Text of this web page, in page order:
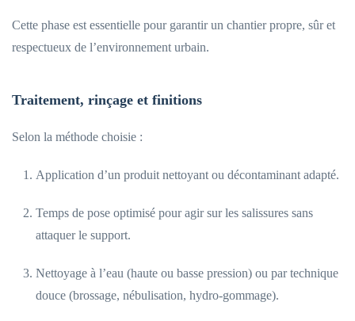
Cette phase est essentielle pour garantir un chantier propre, sûr et
respectueux de l’environnement urbain.
Traitement, rinçage et finitions
Selon la méthode choisie :
Application d’un produit nettoyant ou décontaminant adapté.
Temps de pose optimisé pour agir sur les salissures sans
attaquer le support.
Nettoyage à l’eau (haute ou basse pression) ou par technique
douce (brossage, nébulisation, hydro-gommage).